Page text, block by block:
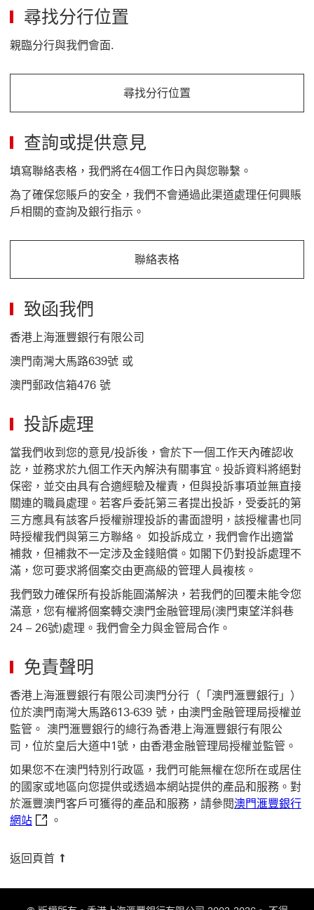
尋找分行位置
親臨分行與我們會面.
尋找分行位置
查詢或提供意見
填寫聯絡表格，我們將在4個工作日內與您聯繫。
為了確保您賬戶的安全，我們不會通過此渠道處理任何興賬
戶相關的查詢及銀行指示。
聯絡表格
致函我們
香港上海滙豐銀行有限公司
澳門南灣大馬路639號 或
澳門郵政信箱476 號
投訴處理
當我們收到您的意見/投訴後，會於下一個工作天內確認收
訖，並務求於九個工作天內解決有關事宜。投訴資料將絕對
保密，並交由具有合適經驗及權責，但與投訴事項並無直接
關連的職員處理。若客戶委託第三者提出投訴，受委託的第
三方應具有該客戶授權辦理投訴的書面證明，該授權書也同
時授權我們與第三方聯絡。 如投訴成立，我們會作出適當
補救，但補救不一定涉及金錢賠償。如閣下仍對投訴處理不
滿，您可要求將個案交由更高級的管理人員複核。
我們致力確保所有投訴能圓滿解決，若我們的回覆未能令您
滿意，您有權將個案轉交澳門金融管理局(澳門東望洋斜巷
24 – 26號)處理。我們會全力與金管局合作。
免責聲明
香港上海滙豐銀行有限公司澳門分行（「澳門滙豐銀行」）
位於澳門南灣大馬路613-639 號，由澳門金融管理局授權並
監管。 澳門滙豐銀行的總行為香港上海滙豐銀行有限公
司，位於皇后大道中1號，由香港金融管理局授權並監管。
如果您不在澳門特別行政區，我們可能無權在您所在或居住
的國家或地區向您提供或透過本網站提供的產品和服務。對
於滙豐澳門客戶可獲得的產品和服務，請參閱澳門滙豐銀行
網站澳門滙豐銀行網站 這連結將會開啟新視窗
。
返回頁首